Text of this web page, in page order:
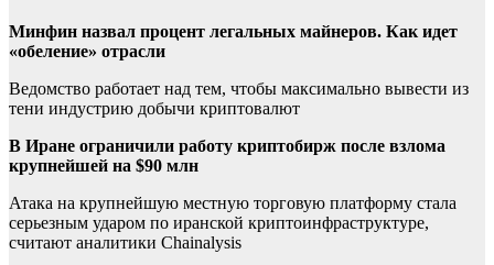
Минфин назвал процент легальных майнеров. Как идет
«обеление» отрасли
Ведомство работает над тем, чтобы максимально вывести из
тени индустрию добычи криптовалют
В Иране ограничили работу криптобирж после взлома
крупнейшей на $90 млн
Атака на крупнейшую местную торговую платформу стала
серьезным ударом по иранской криптоинфраструктуре,
считают аналитики Chainalysis